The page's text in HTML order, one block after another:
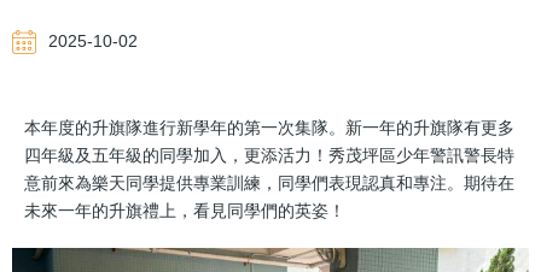
2025-10-02
本年度的升旗隊進行新學年的第一次集隊。新一年的升旗隊有更多
四年級及五年級的同學加入，更添活力！秀茂坪區少年警訊警長特
意前來為樂天同學提供專業訓練，同學們表現認真和專注。期待在
未來一年的升旗禮上，看見同學們的英姿！